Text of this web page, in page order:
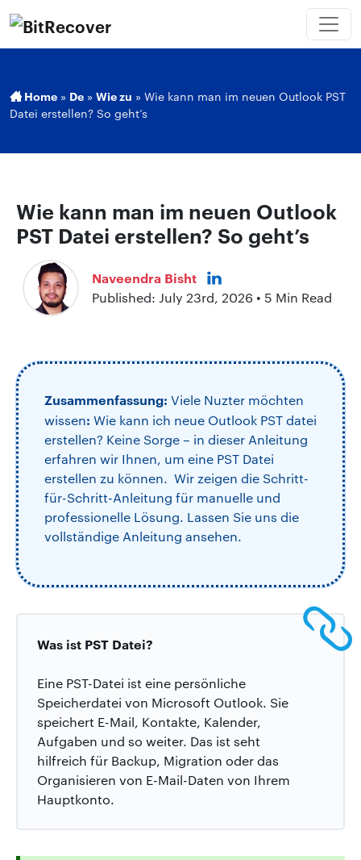
Home » De » Wie zu » Wie kann man im neuen Outlook PST
Datei erstellen? So geht’s
Wie kann man im neuen Outlook
PST Datei erstellen? So geht’s
Naveendra Bisht
Published: July 23rd, 2026 • 5 Min Read
Zusammenfassung: Viele Nuzter möchten
wissen: Wie kann ich neue Outlook PST datei
erstellen? Keine Sorge – in dieser Anleitung
erfahren wir Ihnen, um eine PST Datei
erstellen zu können. Wir zeigen die Schritt-
für-Schritt-Anleitung für manuelle und
professionelle Lösung. Lassen Sie uns die
vollständige Anleitung ansehen.
Was ist PST Datei?
Eine PST-Datei ist eine persönliche
Speicherdatei von Microsoft Outlook. Sie
speichert E-Mail, Kontakte, Kalender,
Aufgaben und so weiter. Das ist seht
hilfreich für Backup, Migration oder das
Organisieren von E-Mail-Daten von Ihrem
Hauptkonto.